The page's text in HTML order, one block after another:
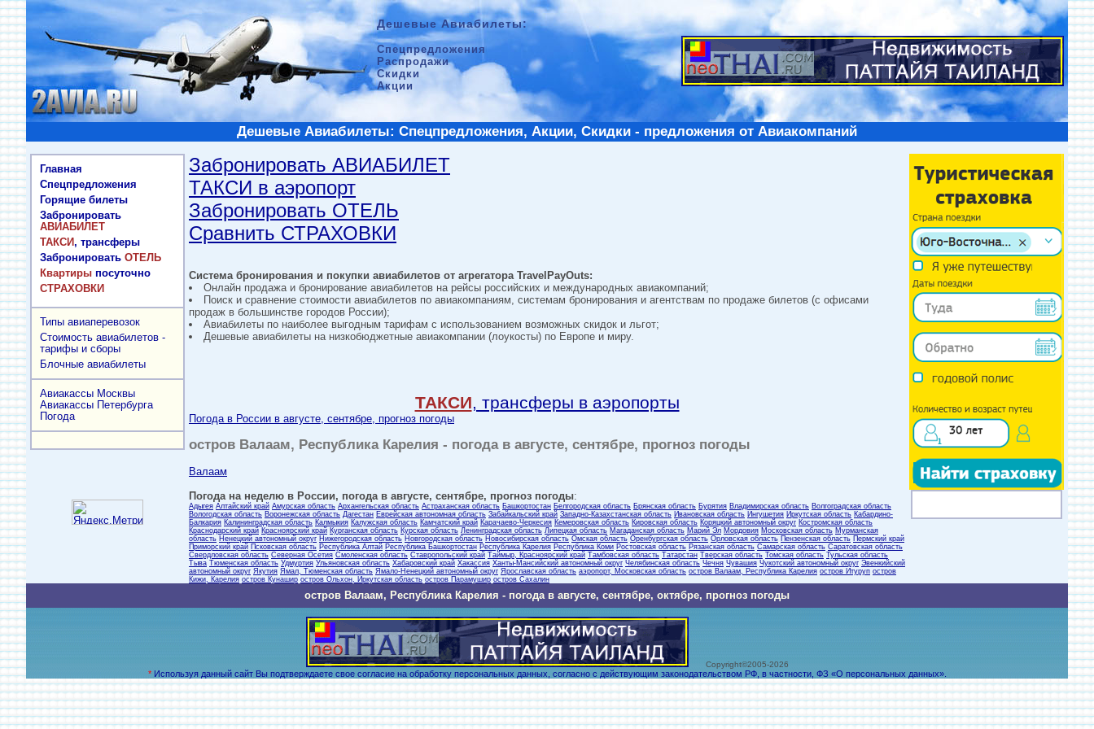
Дешевые Авиабилеты:
Спецпредложения
Распродажи
Скидки
Акции
Дешевые Авиабилеты: Спецпредложения, Акции, Скидки - предложения от Авиакомпаний
Главная
Спецпредложения
Горящие билеты
Забронировать
АВИАБИЛЕТ
ТАКСИ, трансферы
Забронировать ОТЕЛЬ
Квартиры посуточно
СТРАХОВКИ
Типы авиаперевозок
Стоимость авиабилетов -
тарифы и сборы
Блочные авиабилеты
Авиакассы Москвы
Авиакассы Петербурга
Погода
Забронировать АВИАБИЛЕТ
ТАКСИ в аэропорт
Забронировать ОТЕЛЬ
Сравнить СТРАХОВКИ
Система бронирования и покупки авиабилетов от агрегатора TravelPayOuts:
Онлайн продажа и бронирование авиабилетов на рейсы российских и международных авиакомпаний;
Поиск и сравнение стоимости авиабилетов по авиакомпаниям, системам бронирования и агентствам по продаже билетов (с офисами
продаж в большинстве городов России);
Авиабилеты по наиболее выгодным тарифам с использованием возможных скидок и льгот;
Дешевые авиабилеты на низкобюджетные авиакомпании (лоукосты) по Европе и миру.
ТАКСИ, трансферы в аэропорты
Погода в России в августе, сентябре, прогноз погоды
остров Валаам, Республика Карелия - погода в августе, сентябре, прогноз погоды
Валаам
Погода на неделю в России, погода в августе, сентябре, прогноз погоды:
Адыгея Алтайский край Амурская область Архангельская область Астраханская область Башкортостан Белгородская область Брянская область Бурятия Владимирская область Волгоградская область
Вологодская область Воронежская область Дагестан Еврейская автономная область Забайкальский край Западно-Казахстанская область Ивановская область Ингушетия Иркутская область Кабардино-
Балкария Калининградская область Калмыкия Калужская область Камчатский край Карачаево-Черкесия Кемеровская область Кировская область Коряцкий автономный округ Костромская область
Краснодарский край Красноярский край Курганская область Курская область Ленинградская область Липецкая область Магаданская область Марий Эл Мордовия Московская область Мурманская
область Ненецкий автономный округ Нижегородская область Новгородская область Новосибирская область Омская область Оренбургская область Орловская область Пензенская область Пермский край
Приморский край Псковская область Республика Алтай Республика Башкортостан Республика Карелия Республика Коми Ростовская область Рязанская область Самарская область Саратовская область
Свердловская область Северная Осетия Смоленская область Ставропольский край Таймыр, Красноярский край Тамбовская область Татарстан Тверская область Томская область Тульская область
Тыва Тюменская область Удмуртия Ульяновская область Хабаровский край Хакассия Ханты-Мансийский автономный округ Челябинская область Чечня Чувашия Чукотский автономный округ Эвенкийский
автономный округ Якутия Ямал, Тюменская область Ямало-Ненецкий автономный округ Ярославская область аэропорт, Московская область остров Валаам, Республика Карелия остров Итуруп остров
Кижи, Карелия остров Кунашир остров Ольхон, Иркутская область остров Парамушир остров Сахалин
остров Валаам, Республика Карелия - погода в августе, сентябре, октябре, прогноз погоды
Copyright©2005-2026
* Используя данный сайт Вы подтверждаете свое согласие на обработку персональных данных, согласно с действующим законодательством РФ, в частности, ФЗ «О персональных данных».